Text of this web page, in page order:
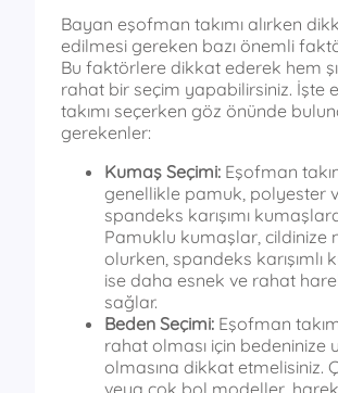
Bayan eşofman takımı alırken
edilmesi gereken bazı önemli
Bu faktörlere dikkat ederek hem
rahat bir seçim yapabilirsiniz. İşte
takımı seçerken göz önünde
gerekenler:
Kumaş Seçimi: Eşofman
genellikle pamuk, polyester
spandeks karışımı
Pamuklu kumaşlar, cildinize
olurken, spandeks karışımlı
ise daha esnek ve rahat
sağlar.
Beden Seçimi: Eşofman
rahat olması için bedeninize
olmasına dikkat etmelisiniz.
veya çok bol modeller,